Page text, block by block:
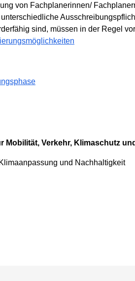
von Fachplanerinnen/
sind, müssen in der Regel
Mobilität, Verkehr, Klimaschutz
und Nachhaltigkeit